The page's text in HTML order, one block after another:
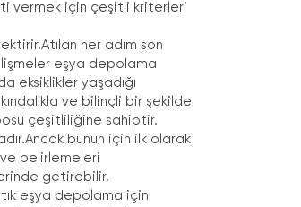
vermek için çeşitli kriterleri
her adım son
eşya depolama
eksiklikler yaşadığı
ve bilinçli bir şekilde
çeşitliliğine sahiptir.
bunun için ilk olarak
belirlemeleri
getirebilir.
eşya depolama için